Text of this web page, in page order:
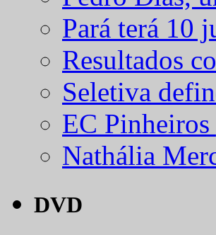
Pará terá 10
Resultados
Seletiva
EC
Nathália
DVD